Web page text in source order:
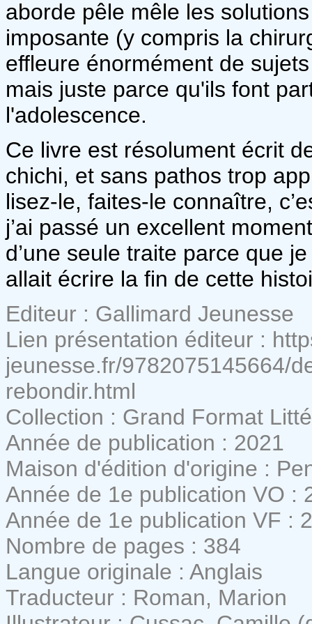
aborde pêle mêle les
imposante (y compris la
effleure énormément de
mais juste parce qu'ils font
l'adolescence.
Ce livre est résolument écrit
chichi, et sans pathos trop
lisez-le, faites-le connaître,
j’ai passé un excellent
d’une seule traite parce que
allait écrire la fin de cette
Editeur : Gallimard Jeunesse
Lien présentation éditeur :
jeunesse.fr/9782075145664/
rebondir.html
Collection : Grand Format
Année de publication : 2021
Maison d'édition d'origine :
Année de 1e publication VO :
Année de 1e publication VF :
Nombre de pages : 384
Langue originale : Anglais
Traducteur : Roman, Marion